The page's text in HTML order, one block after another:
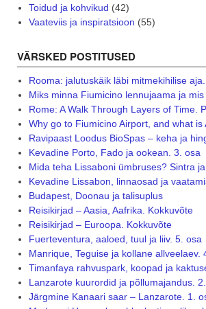
Toidud ja kohvikud (42)
Vaateviis ja inspiratsioon (55)
VÄRSKED POSTITUSED
Rooma: jalutuskäik läbi mitmekihilise
Miks minna Fiumicino lennujaama ja
Rome: A Walk Through Layers of Time.
Why go to Fiumicino Airport, and what is
Ravipaast Loodus BioSpas – keha ja
Kevadine Porto, Fado ja ookean. 3. osa
Mida teha Lissaboni ümbruses? Sintra
Kevadine Lissabon, linnaosad ja
Budapest, Doonau ja talisuplus
Reisikirjad – Aasia, Aafrika. Kokkuvõte
Reisikirjad – Euroopa. Kokkuvõte
Fuerteventura, aaloed, tuul ja liiv. 5. osa
Manrique, Teguise ja kollane allveelaev.
Timanfaya rahvuspark, koopad ja
Lanzarote kuurordid ja põllumajandus.
Järgmine Kanaari saar – Lanzarote. 1.